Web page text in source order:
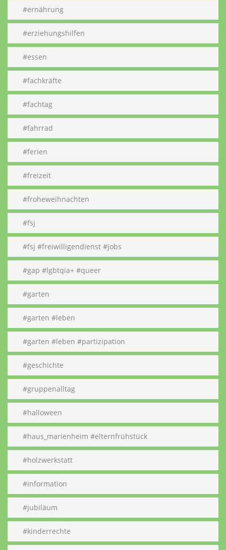
#ernährung
#erziehungshilfen
#essen
#fachkräfte
#fachtag
#fahrrad
#ferien
#freizeit
#froheweihnachten
#fsj
#fsj #freiwilligendienst #jobs
#gap #lgbtqia+ #queer
#garten
#garten #leben
#garten #leben #partizipation
#geschichte
#gruppenalltag
#halloween
#haus_marienheim #elternfrühstück
#holzwerkstatt
#information
#jubiläum
#kinderrechte